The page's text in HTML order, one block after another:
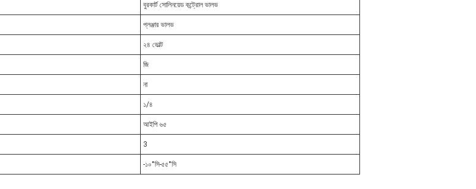
বুরকার্ট সোলিনয়েড কন্ট্রোল ভালভ
প্লঞ্জার ভালভ
২৪ ভোল্ট
জি
না
১/৪
আইপি ৬৫
3
-১০°সি-৫৫°সি